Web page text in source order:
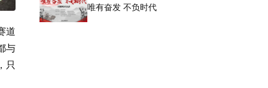
道
与
只
唯有奋发 不负时代